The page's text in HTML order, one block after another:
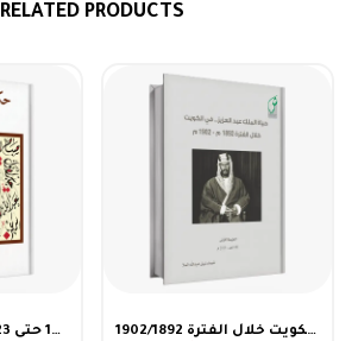
RELATED PRODUCTS
حكـام الكـويت من 1776 حتى 2023م لمحـة تاريخيـة
حياة الملك عبد العزيز في الكويت خلال الفترة 1902/1892